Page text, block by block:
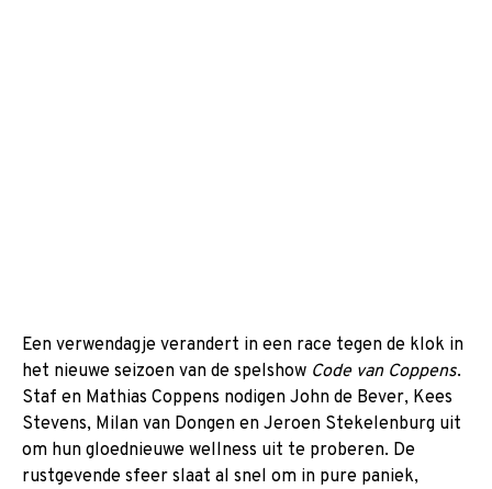
Een verwendagje verandert in een race tegen de klok in
het nieuwe seizoen van de spelshow Code van Coppens.
Staf en Mathias Coppens nodigen John de Bever, Kees
Stevens, Milan van Dongen en Jeroen Stekelenburg uit
om hun gloednieuwe wellness uit te proberen. De
rustgevende sfeer slaat al snel om in pure paniek,